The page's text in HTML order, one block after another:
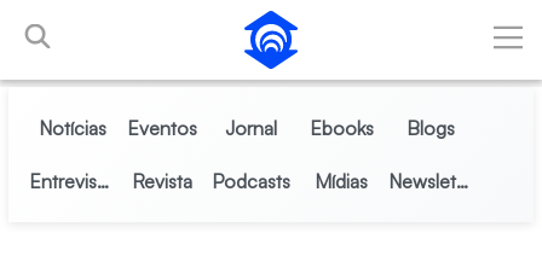
Pular para o Conteúdo principal
Notícias Eventos Jornal Ebooks Blogs
Entrevistas Revista Podcasts Mídias Newsletter